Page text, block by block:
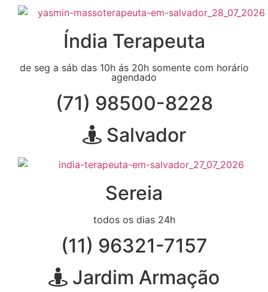
Índia Terapeuta
de seg a sáb das 10h ás 20h somente com horário
agendado
(71) 98500-8228
Salvador
Sereia
todos os dias 24h
(11) 96321-7157
Jardim Armação